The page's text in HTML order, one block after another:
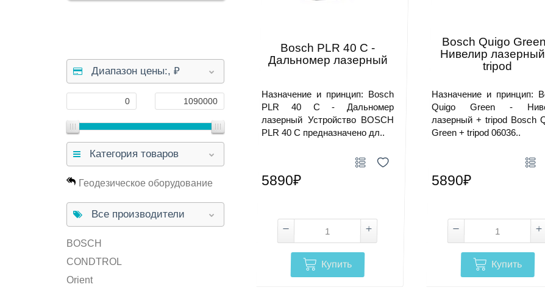
Диапазон цены:,₽
Категория товаров
Геодезическое оборудование
Все производители
BOSCH
CONDTROL
Orient
Bosch PLR 40 C -
Дальномер лазерный
Назначение и принцип: Bosch
PLR 40 C - Дальномер
лазерный Устройство BOSCH
PLR 40 C предназначено дл..
5890₽
Купить
Bosch Quigo
Нивелир
tripod
Назначение и принцип:
Quigo Green -
лазерный + tripod Bosch
Green + tripod 06036..
5890₽
Купить